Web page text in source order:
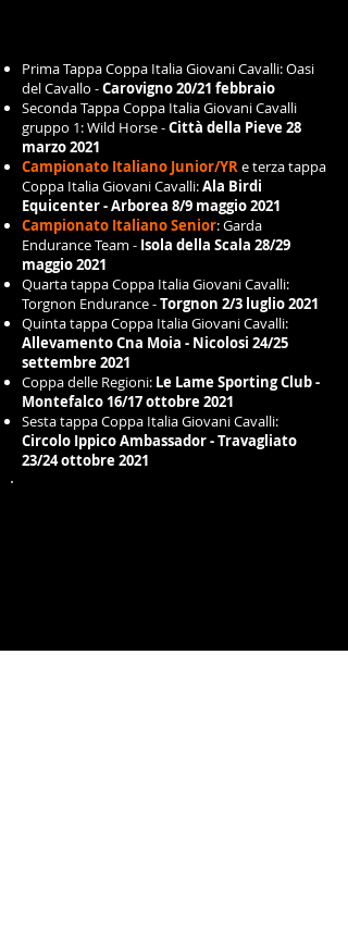
Prima Tappa Coppa Italia Giovani Cavalli: Oasi
del Cavallo -Carovigno 20/21 febbraio
Seconda Tappa Coppa Italia Giovani Cavalli
gruppo 1: Wild Horse -Città della Pieve 28
marzo 2021
Campionato Italiano Junior/YRe terza tappa
Coppa Italia Giovani Cavalli:Ala Birdi
Equicenter - Arborea 8/9 maggio 2021
Campionato Italiano Senior: Garda
Endurance Team - Isola della Scala 28/29
maggio 2021
Quarta tappa Coppa Italia Giovani Cavalli:
Torgnon Endurance -Torgnon 2/3 luglio 2021
Quinta tappa Coppa Italia Giovani Cavalli:
Allevamento Cna Moia - Nicolosi 24/25
settembre 2021
Coppa delle Regioni: Le Lame Sporting Club -
Montefalco 16/17 ottobre 2021
Sesta tappa Coppa Italia Giovani Cavalli:
Circolo Ippico Ambassador - Travagliato
23/24 ottobre 2021